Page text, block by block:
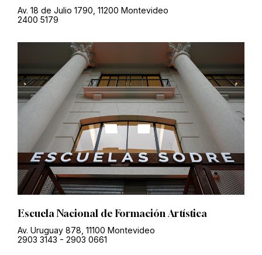
Av. 18 de Julio 1790, 11200 Montevideo
2400 5179
Escuela Nacional de Formación Artística
Av. Uruguay 878, 11100 Montevideo
2903 3143 - 2903 0661